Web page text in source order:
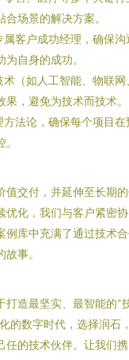
场景的解决方案。
客户成功经理，确保沟
自身的成功。
（如人工智能、物联网
，避免为技术而技术。
法论，确保每个项目在
值交付，并延伸至长期
优化，我们与客户紧密协
例库中充满了通过技术
事。
打造最坚实、最智能的“
的数字时代，选择润石
任的技术伙伴。让我们携